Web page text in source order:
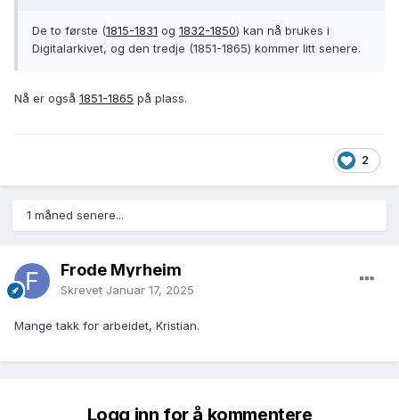
De to første (1815-1831 og 1832-1850) kan nå brukes i
Digitalarkivet, og den tredje (1851-1865) kommer litt senere.
Nå er også 1851-1865 på plass.
2
1 måned senere...
Frode Myrheim
Skrevet Januar 17, 2025
Mange takk for arbeidet, Kristian.
Logg inn for å kommentere